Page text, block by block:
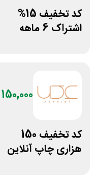
کد تخفیف 15%
اشتراک 6 ماهه
150,000
کد تخفیف 150
هزاری چاپ آنلاین